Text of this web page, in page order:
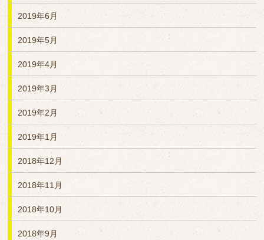
2019年6月
2019年5月
2019年4月
2019年3月
2019年2月
2019年1月
2018年12月
2018年11月
2018年10月
2018年9月